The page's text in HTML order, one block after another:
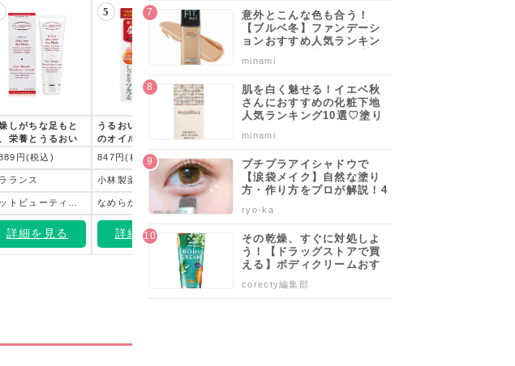
しがちな足もと
栄養とうるおい
チャージ
円(税込)
ランス
詳細を見る
5
うるおい感たっぷり
のオイルがスティッ
クに
847円(税込)
小林製薬
なめらかかとスティック
詳細を見る
天然保湿成分の尿素
と海洋性コラーゲン
の2つの成分で、うる
おう足元に
1,166円(税込)
アズマ商事
詳細を見る
7
アクリーム
シダコス
詳細を見る
意外とこんな色も合う！
【ブルベ冬】ファンデーシ
ョンおすすめ人気ランキン
ポイントも解説！
minami
肌を白く魅せる！イエベ秋
さんにおすすめの化粧下地
人気ランキング10選♡塗り
説！
minami
プチプラアイシャドウで
【涙袋メイク】自然な塗り
方・作り方をプロが解説！4
伝授します♡
ryo-ka
その乾燥、すぐに対処しよ
う！【ドラッグストアで買
える】ボディクリームおす
すめ人気ランキング10選♡
塗り方や選び方も解説
corecty編集部